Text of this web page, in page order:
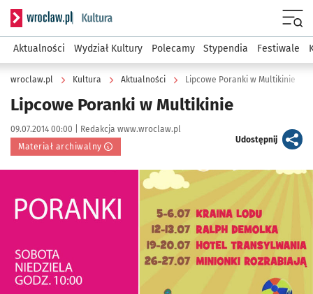
Serwis informacyjny wroclaw.pl podserwis: Kultura
Aktualności Wydział Kultury Polecamy Stypendia Festiwale
wroclaw.pl Kultura Aktualności Lipcowe Poranki w Multikinie
Lipcowe Poranki w Multikinie
Data publikacji:
09.07.2014 00:00 | Autor:
Redakcja www.wroclaw.pl
Materiał archiwalny
Udostępnijartykuł